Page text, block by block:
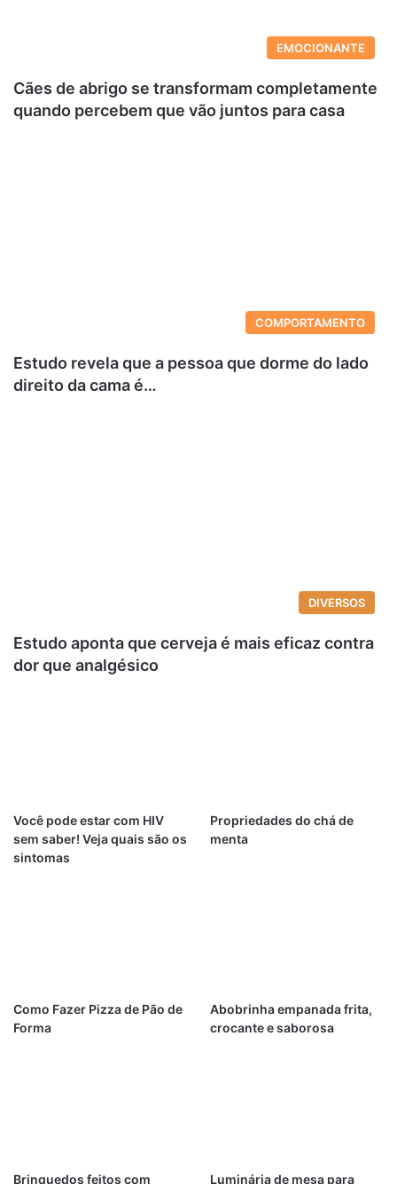
EMOCIONANTE
Cães de abrigo se transformam completamente
quando percebem que vão juntos para casa
COMPORTAMENTO
Estudo revela que a pessoa que dorme do lado
direito da cama é…
DIVERSOS
Estudo aponta que cerveja é mais eficaz contra
dor que analgésico
Você pode estar com HIV
sem saber! Veja quais são os
sintomas
Propriedades do chá de
menta
Como Fazer Pizza de Pão de
Forma
Abobrinha empanada frita,
crocante e saborosa
Brinquedos feitos com Luminária de mesa para